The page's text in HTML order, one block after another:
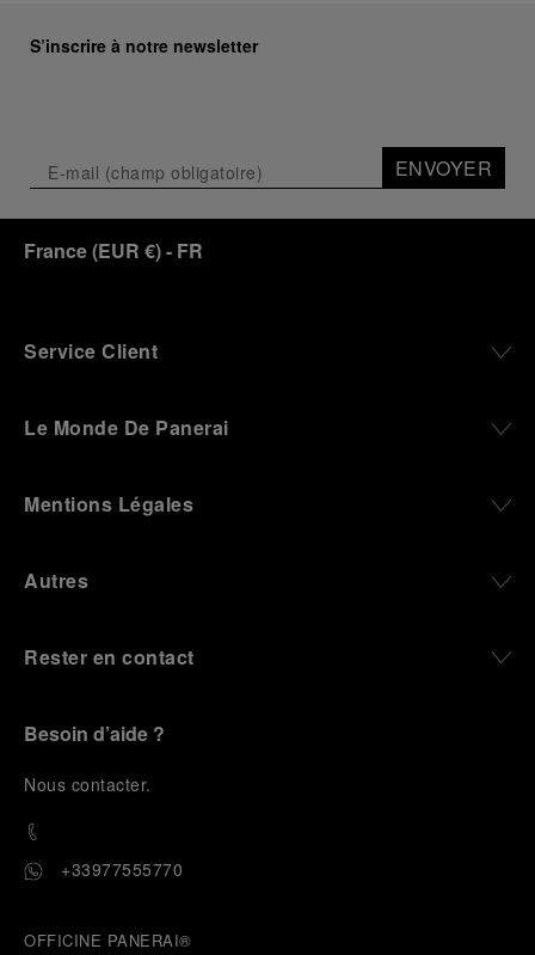
S’inscrire à notre newsletter
ENVOYER
France(EUR €)- FR
Service Client
Le Monde De Panerai
Mentions Légales
Autres
Rester en contact
Besoin d’aide ?
Nous contacter.
+33977555770
OFFICINE PANERAI®